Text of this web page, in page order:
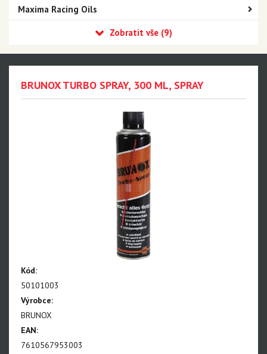
Maxima Racing Oils
MONTONE
BRUNOX TURBO SPRAY, 300 ML, SPRAY
Kód:
50101003
Výrobce:
BRUNOX
EAN:
7610567953003